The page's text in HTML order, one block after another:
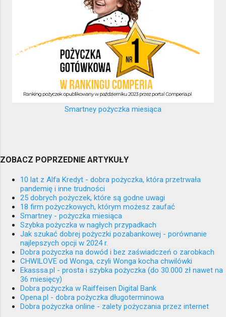
Smartney pożyczka miesiąca
ZOBACZ POPRZEDNIE ARTYKUŁY
10 lat z Alfa Kredyt - dobra pożyczka, która przetrwała
pandemię i inne trudności
25 dobrych pożyczek, które są godne uwagi
18 firm pożyczkowych, którym możesz zaufać
Smartney - pożyczka miesiąca
Szybka pożyczka w nagłych przypadkach
Jak szukać dobrej pożyczki pozabankowej - porównanie
najlepszych opcji w 2024 r.
Dobra pożyczka na dowód i bez zaświadczeń o zarobkach
CHWILOVE od Wonga, czyli Wonga kocha chwilówki
Ekasssa.pl - prosta i szybka pożyczka (do 30.000 zł nawet na
36 miesięcy)
Dobra pożyczka w Raiffeisen Digital Bank
Opena.pl - dobra pożyczka długoterminowa
Dobra pożyczka online - zalety pożyczania przez internet